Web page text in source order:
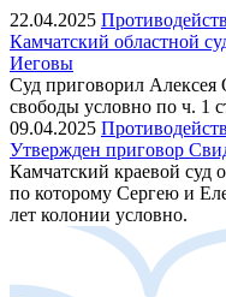
22.04.2025
Камчатский областной
Иеговы
Суд приговорил
свободы условно по ч. 1
09.04.2025
Утвержден приговор
Камчатский краевой суд
по которому Сергею и
лет колонии условно.